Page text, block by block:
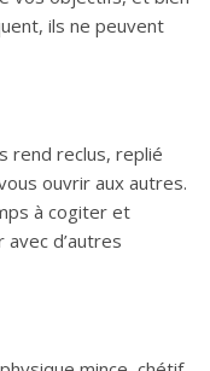
ils ne peuvent
rend reclus, replié
ouvrir aux autres.
à cogiter et
avec d’autres